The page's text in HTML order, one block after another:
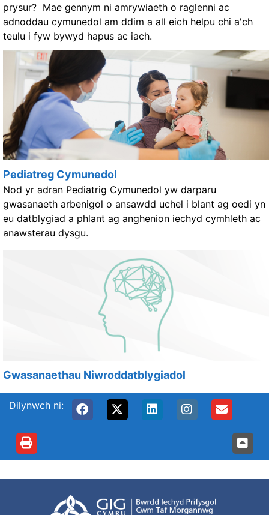
prysur? Mae gennym ni amrywiaeth o raglenni ac
adnoddau cymunedol am ddim a all eich helpu chi a'ch
teulu i fyw bywyd hapus ac iach.
Pediatreg Cymunedol
Nod yr adran Pediatrig Cymunedol yw darparu
gwasanaeth arbenigol o ansawdd uchel i blant ag oedi yn
eu datblygiad a phlant ag anghenion iechyd cymhleth ac
anawsterau dysgu.
Gwasanaethau Niwroddatblygiadol
Dilynwch ni: